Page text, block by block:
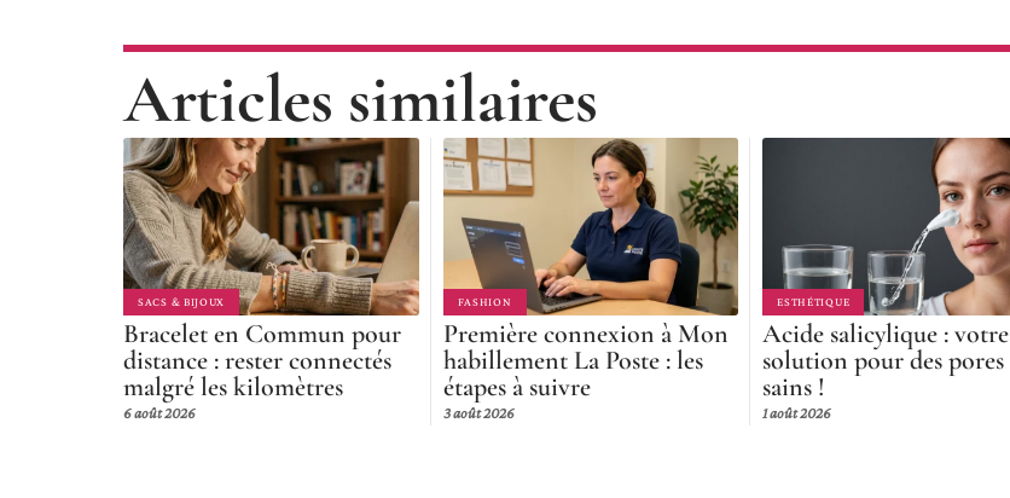
Articles similaires
SACS & BIJOUX
Bracelet en Commun pour
distance : rester connectés
malgré les kilomètres
6 août 2026
FASHION
Première connexion à Mon
habillement La Poste : les
étapes à suivre
3 août 2026
ESTHÉTIQUE
Acide salicylique : votre
solution pour des pores
sains !
1 août 2026